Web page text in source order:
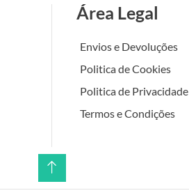
Área Legal
Envios e Devoluções
Politica de Cookies
Politica de Privacidade
Termos e Condições